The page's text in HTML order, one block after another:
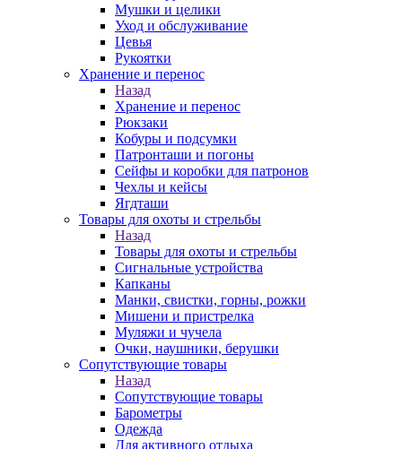
Мушки и целики
Уход и обслуживание
Цевья
Рукоятки
Хранение и перенос
Назад
Хранение и перенос
Рюкзаки
Кобуры и подсумки
Патронташи и погоны
Сейфы и коробки для патронов
Чехлы и кейсы
Ягдташи
Товары для охоты и стрельбы
Назад
Товары для охоты и стрельбы
Сигнальные устройства
Капканы
Манки, свистки, горны, рожки
Мишени и пристрелка
Муляжи и чучела
Очки, наушники, берушки
Сопутствующие товары
Назад
Сопутствующие товары
Барометры
Одежда
Для активного отдыха